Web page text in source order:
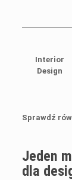
Interior
Design
Sprawdź
Jeden
dla